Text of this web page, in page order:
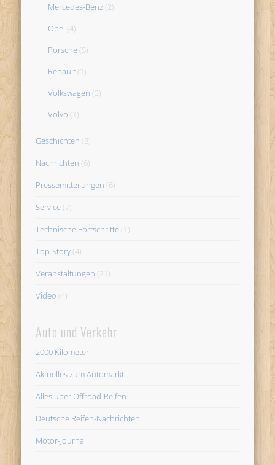
Mercedes-Benz (2)
Opel (4)
Porsche (5)
Renault (1)
Volkswagen (3)
Volvo (1)
Geschichten (8)
Nachrichten (6)
Pressemitteilungen (6)
Service (7)
Technische Fortschritte (1)
Top-Story (4)
Veranstaltungen (21)
Video (4)
Auto und Verkehr
2000 Kilometer
Aktuelles zum Automarkt
Alles über Offroad-Reifen
Deutsche Reifen-Nachrichten
Motor-Journal